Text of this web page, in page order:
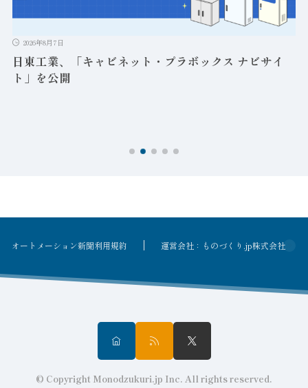
2026年8月7日
日東工業、「キャビネット・プラボックス ナビサイ
ト」を公開
オートメーション新聞利用規約 運営会社：ものづくり.jp株式会社
© Copyright Monodzukuri.jp Inc. All rights reserved.